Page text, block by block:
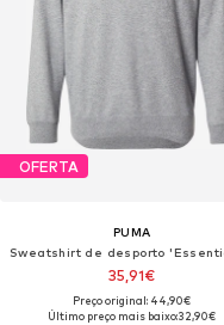
OFERTA
PUMA
35,91€
Preço original: 44,90€
Último preço mais baixo:32,90€